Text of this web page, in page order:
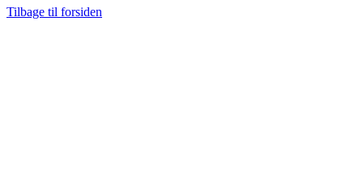
Tilbage til forsiden